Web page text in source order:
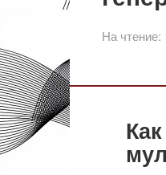
На чтение: